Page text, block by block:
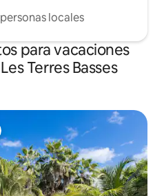
locales
para vacaciones
Terres Basses